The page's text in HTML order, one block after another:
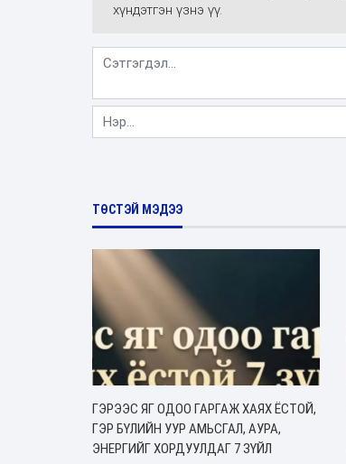
хүндэтгэн үзнэ үү.
ТӨСТЭЙ МЭДЭЭ
ГЭРЭЭС ЯГ ОДОО ГАРГАЖ ХАЯХ ЁСТОЙ,
ГЭР БҮЛИЙН УУР АМЬСГАЛ, АУРА,
ЭНЕРГИЙГ ХОРДУУЛДАГ 7 ЗҮЙЛ